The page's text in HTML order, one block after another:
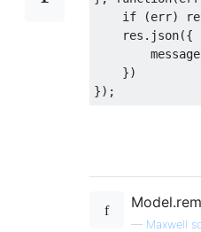
if
(err)
    res
. json({
        message
})
});
— Maxwell sc